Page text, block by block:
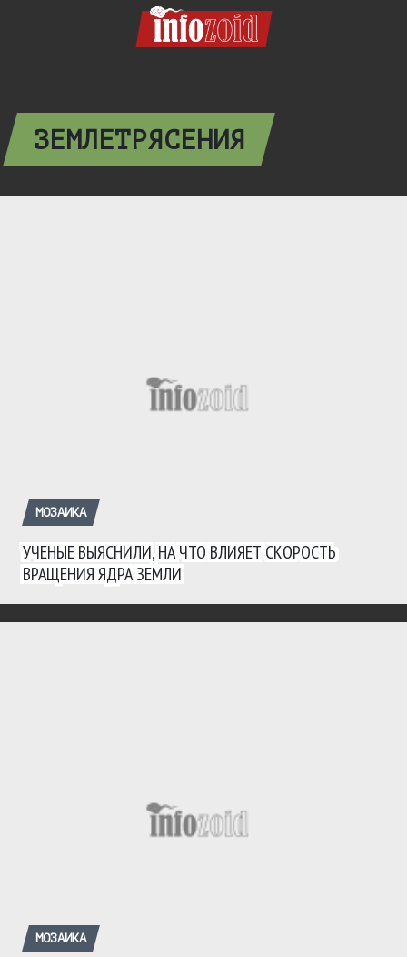
ЗЕМЛЕТРЯСЕНИЯ
МОЗАИКА
УЧЕНЫЕ ВЫЯСНИЛИ, НА ЧТО ВЛИЯЕТ СКОРОСТЬ
ВРАЩЕНИЯ ЯДРА ЗЕМЛИ
МОЗАИКА